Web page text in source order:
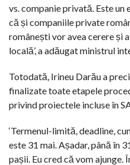
vs. companie privată. Este un
că și companiile private
românești vor avea cerere și
locală’, a adăugat ministrul
Totodată, Irineu Darău a
finalizate toate etapele
privind proiectele incluse în
‘Termenul-limită, deadline,
este 31 mai. Așadar, până în
pașii. Eu cred că vom ajunge.